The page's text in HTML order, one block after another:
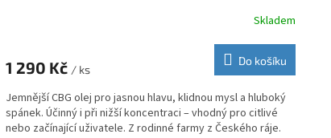
Skladem
1 290 Kč / ks
Do košíku
Jemnější CBG olej pro jasnou hlavu, klidnou mysl a hluboký
spánek. Účinný i při nižší koncentraci – vhodný pro citlivé
nebo začínající uživatele. Z rodinné farmy z Českého ráje.